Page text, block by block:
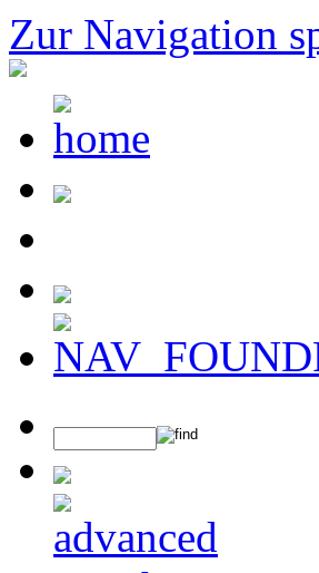
Zur Navigation